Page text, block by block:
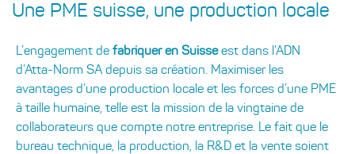
Une PME suisse, une production locale
L’engagement de fabriquer en Suisseest dans l’ADN
d’Atta-Norm SA depuis sa création. Maximiser les
avantages d’une production locale et les forces d’une PME
à taille humaine, telle est la mission de la vingtaine de
collaborateurs que compte notre entreprise. Le fait que le
bureau technique, la production, la R&D et la vente soient